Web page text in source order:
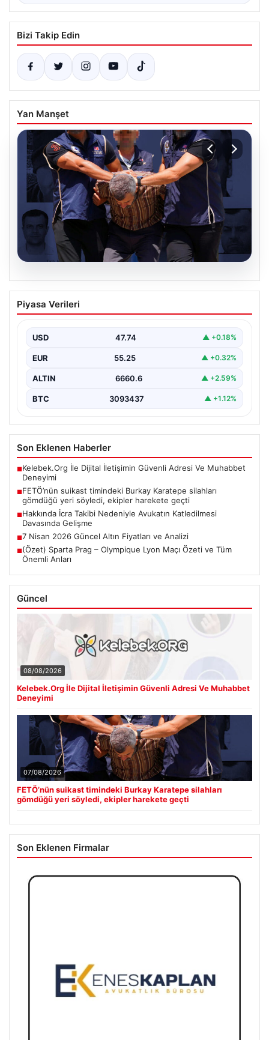
Bizi Takip Edin
Yan Manşet
FETÖ’nün suikast timindeki Burkay
Karatepe silahları gömdüğü yeri
{“title”: “FETÖ’nün Suikast Girişiminde Firari Üye Burkay
“…
Piyasa Verileri
USD 47.74 ▲ +0.18%
EUR 55.25 ▲ +0.32%
ALTIN 6660.6 ▲ +2.59%
BTC 3093437 ▲ +1.12%
Son Eklenen Haberler
■Kelebek.Org İle Dijital İletişimin Güvenli Adresi Ve Muhabbet
Deneyimi
■FETÖ’nün suikast timindeki Burkay Karatepe silahları
gömdüğü yeri söyledi, ekipler harekete geçti
■Hakkında İcra Takibi Nedeniyle Avukatın Katledilmesi
Davasında Gelişme
■7 Nisan 2026 Güncel Altın Fiyatları ve Analizi
■(Özet) Sparta Prag – Olympique Lyon Maçı Özeti ve Tüm
Önemli Anları
Güncel
08/08/2026
Kelebek.Org İle Dijital İletişimin Güvenli Adresi Ve Muhabbet
Deneyimi
07/08/2026
FETÖ’nün suikast timindeki Burkay Karatepe silahları
gömdüğü yeri söyledi, ekipler harekete geçti
Son Eklenen Firmalar